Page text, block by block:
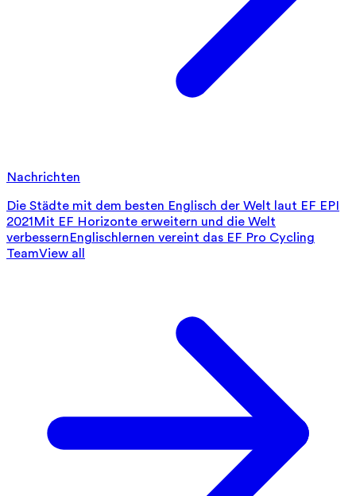
Nachrichten
Die Städte mit dem besten Englisch der Welt laut EF EPI
2021Mit EF Horizonte erweitern und die Welt
verbessernEnglischlernen vereint das EF Pro Cycling
TeamView all